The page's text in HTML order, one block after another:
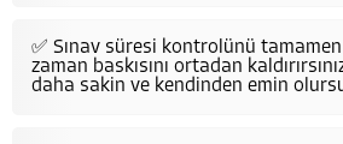
✅ Sınav süresi kontrolünü
zaman baskısını ortadan
daha sakin ve kendinden emin